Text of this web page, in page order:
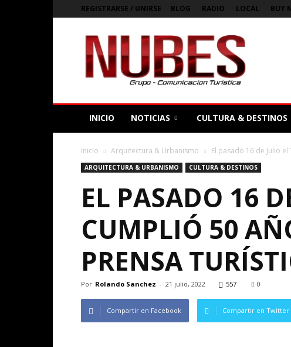
REGISTRARSE / UNIRSE BLOG RADIO LOCAL BUY
Bienvenidos
Nubes
Magazine
de
Argentina
INICIO NOTICIAS CULTURA & DESTINOS
Inicio Arquitectura & Urbanismo El pasado 16 de Julio
ARQUITECTURA & URBANISMO CULTURA & DESTINOS
EL PASADO 16
CUMPLIÓ 50
PRENSA
Por Rolando Sanchez - 21 julio, 2022 557 0
Compartir en Facebook Compartir en Twitter